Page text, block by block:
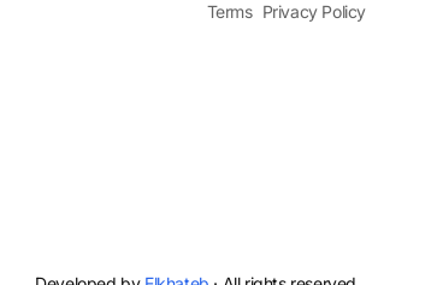
Terms Privacy Policy